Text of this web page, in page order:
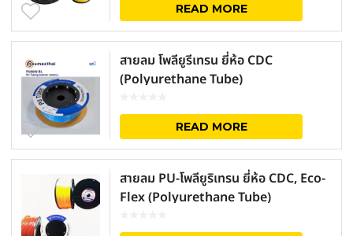
READ MORE
สายลม โพลียูรีเทรน ยี่ห้อ CDC
(Polyurethane Tube)
READ MORE
สายลม PU-โพลียูริเทรน ยี่ห้อ CDC, Eco-
Flex (Polyurethane Tube)